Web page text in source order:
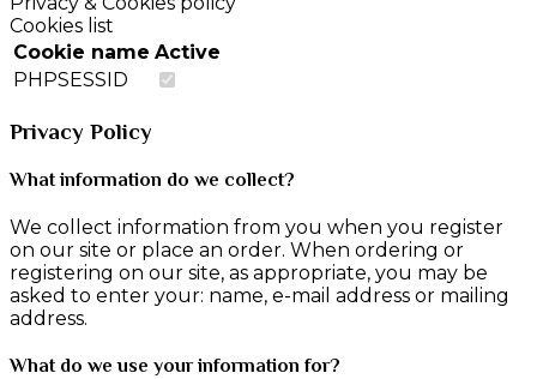
Cookies list
Cookie name Active
PHPSESSID
Privacy Policy
What information do we collect?
We collect information from you when you register
on our site or place an order. When ordering or
registering on our site, as appropriate, you may be
asked to enter your: name, e-mail address or mailing
address.
What do we use your information for?